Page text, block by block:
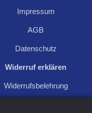
3 weiße LEDs, On/Off/Auto
schreiben Sie
Impressum
AGB
Datenschutz
Widerruf erklären
Widerrufsbelehrung